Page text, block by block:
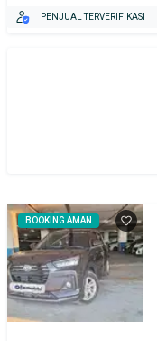
PENJUAL TERVERIFIKASI
BOOKING AMAN